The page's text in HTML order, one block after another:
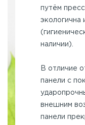
путём
экологична
наличии).
В отличие
панели с
внешним
панели